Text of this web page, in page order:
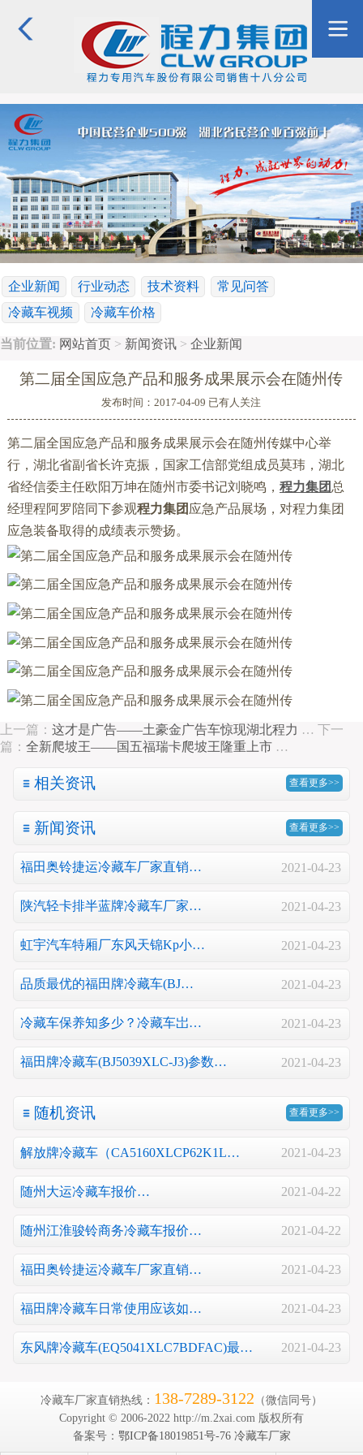
企业新闻 行业动态 技术资料
常见问答
冷藏车视频
冷藏车价格
当前位置: 网站首页 > 新闻资讯 > 企业新闻
第二届全国应急产品和服务成果展示会在随州传
发布时间：2017-04-09 已有人关注
第二届全国应急产品和服务成果展示会在随州传媒中心举
行，湖北省副省长许克振，国家工信部党组成员莫玮，湖北
省经信委主任欧阳万坤在随州市委书记刘晓鸣， 程力集团 总
经理程阿罗陪同下参观程力集团 应急产品展场，对程力集团
应急装备取得的成绩表示赞扬。
上一篇： 这才是广告——土豪金广告车惊现湖北程力 … 下一
篇： 全新爬坡王——国五福瑞卡爬坡王隆重上市 …
相关资讯 查看更多>>
新闻资讯 查看更多>>
福田奥铃捷运冷藏车厂家直销… 2021-04-23
陕汽轻卡排半蓝牌冷藏车厂家… 2021-04-23
虹宇汽车特厢厂东风天锦Kp小… 2021-04-23
品质最优的福田牌冷藏车(BJ… 2021-04-23
冷藏车保养知多少？冷藏车岀… 2021-04-23
福田牌冷藏车(BJ5039XLC-J3)参数… 2021-04-23
随机资讯 查看更多>>
解放牌冷藏车（CA5160XLCP62K1L… 2021-04-23
随州大运冷藏车报价… 2021-04-22
随州江淮骏铃商务冷藏车报价… 2021-04-22
福田奥铃捷运冷藏车厂家直销… 2021-04-23
福田牌冷藏车日常使用应该如… 2021-04-23
东风牌冷藏车(EQ5041XLC7BDFAC)最… 2021-04-23
冷藏车厂家直销热线： 138-7289-3122 （微信同号）
Copyright © 2006-2022 http://m.2xai.com 版权所有
备案号： 鄂ICP备18019851号-76 冷藏车厂家